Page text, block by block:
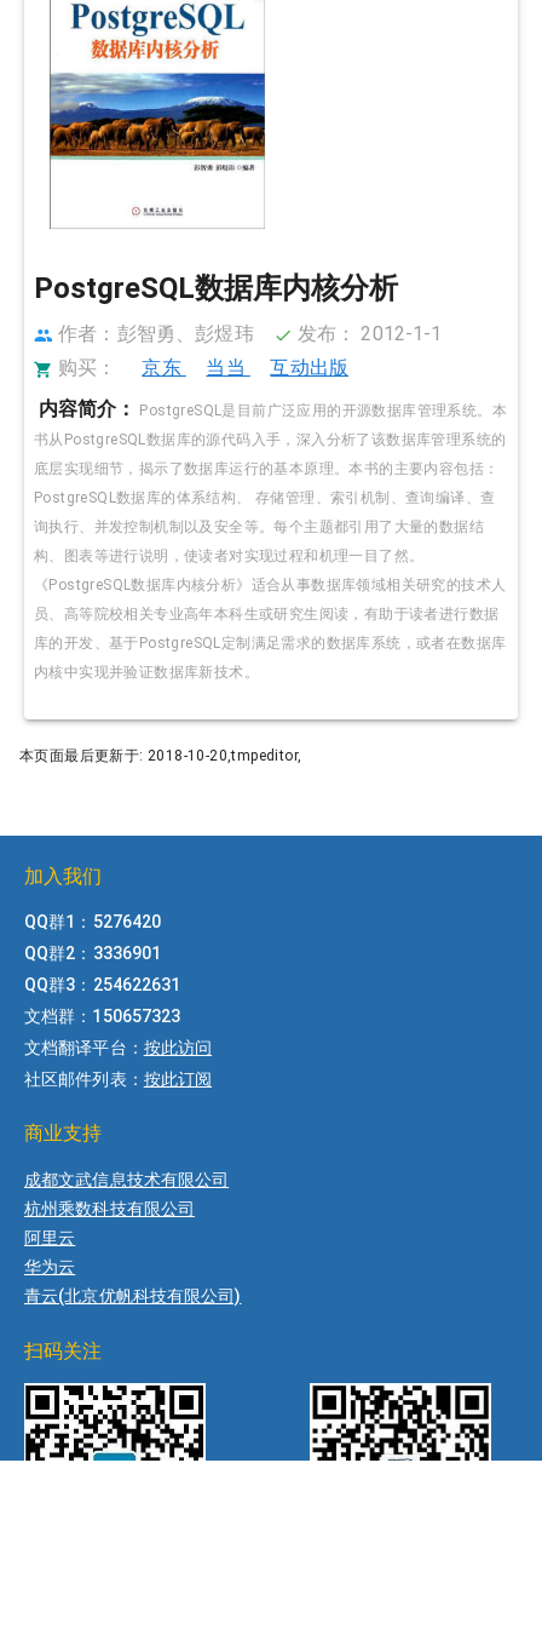
PostgreSQL数据库内核分析
作者：彭智勇、彭煜玮
发布： 2012-1-1
购买：京东 当当
互动出版
内容简介：
PostgreSQL是目前广泛应用的开源数据库管理系统。本
书从PostgreSQL数据库的源代码入手，深入分析了该数据库管理系统的
底层实现细节，揭示了数据库运行的基本原理。本书的主要内容包括：
PostgreSQL数据库的体系结构、 存储管理、索引机制、查询编译、查
询执行、并发控制机制以及安全等。每个主题都引用了大量的数据结
构、图表等进行说明，使读者对实现过程和机理一目了然。
《PostgreSQL数据库内核分析》适合从事数据库领域相关研究的技术人
员、高等院校相关专业高年本科生或研究生阅读，有助于读者进行数据
库的开发、基于PostgreSQL定制满足需求的数据库系统，或者在数据库
内核中实现并验证数据库新技术。
本页面最后更新于: 2018-10-20,tmpeditor,
加入我们
QQ群1：5276420
QQ群2：3336901
QQ群3：254622631
文档群：150657323
文档翻译平台： 按此访问
社区邮件列表： 按此订阅
商业支持
成都文武信息技术有限公司
杭州乘数科技有限公司
阿里云
华为云
青云(北京优帆科技有限公司)
扫码关注